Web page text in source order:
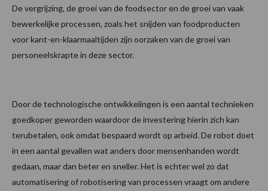
De vergrijzing, de groei van de foodsector en de groei van vaak
bewerkelijke processen, zoals het snijden van foodproducten
voor kant-en-klaarmaaltijden zijn oorzaken van de groei van
personeelskrapte in deze sector.
Door de technologische ontwikkelingen is een aantal technieken
goedkoper geworden waardoor de investering hierin zich kan
terubetalen, ook omdat bespaard wordt op arbeid. De robot doet
in een aantal gevallen wat anders door mensenhanden wordt
gedaan, maar dan beter en sneller. Het is echter wel zo dat
automatisering of robotisering van processen vraagt om andere